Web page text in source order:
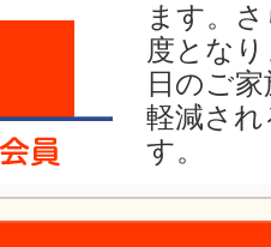
ます。
度とな
日のご
軽減さ
す。